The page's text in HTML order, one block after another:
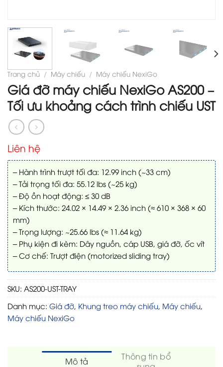
Trang chủ / Máy chiếu / Máy chiếu NexiGo
Giá đỡ máy chiếu NexiGo AS200 –
Tối ưu khoảng cách trình chiếu UST
Liên hệ
– Hành trình trượt tối đa: 12.99 inch (~33 cm)
– Tải trọng tối đa: 55.12 lbs (~25 kg)
– Độ ồn hoạt động: ≤ 30 dB
– Kích thước: 24.02 × 14.49 × 2.36 inch (≈ 610 × 368 × 60
mm)
– Trọng lượng: ~25.66 lbs (≈ 11.64 kg)
– Phụ kiện đi kèm: Dây nguồn, cáp USB, giá đỡ, ốc vít
– Cơ chế: Trượt điện (motorized sliding tray)
SKU: AS200-UST-TRAY
Danh mục: Giá đỡ Khung treo máy chiếu Máy chiếu
Máy chiếu NexiGo
Mô tả
Thông tin bổ